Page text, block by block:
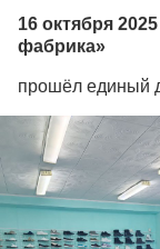
16 октября
фабрика»
прошёл единый